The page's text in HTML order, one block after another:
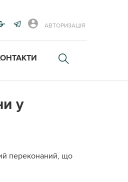
АВТОРИЗАЦІЯ
у
переконаний, що